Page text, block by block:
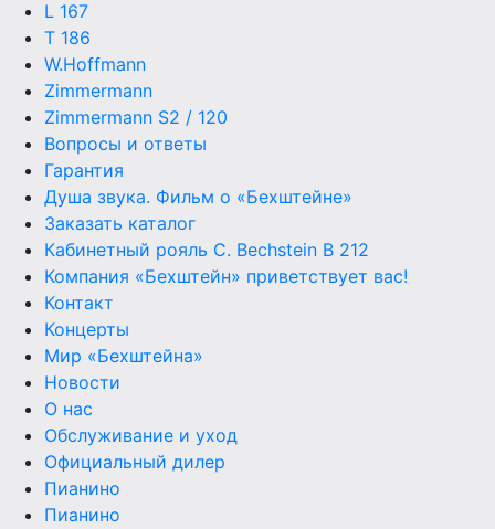
L 167
T 186
W.Hoffmann
Zimmermann
Zimmermann S2 / 120
Вопросы и ответы
Гарантия
Душа звука. Фильм о «Бехштейне»
Заказать каталог
Кабинетный рояль C. Bechstein B 212
Компания «Бехштейн» приветствует вас!
Контакт
Концерты
Мир «Бехштейна»
Новости
О нас
Обслуживание и уход
Официальный дилер
Пианино
Пианино